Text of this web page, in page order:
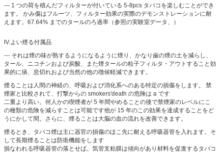
--- 1 つの荷を積んだフィルターが付いている 5-8pcs タバコを楽しむことができ
ます。 かみ傷はフルーツ、フィルター効果の実際のデモンストレーションに耐
えます。67.64% までのタールのろ過率（参照の実験室データ、）
IV.よい煙る付属品
--- それは煙の味が熟するようになるように煙り、かなり歯の煙の土を減らし、
タール、ニコチンおよび炭酸、また煙タールの粒子フィルタ・アウトすること効
果的に痰、息切れおよび当然の他の徴候軽減できます。
煙ることは人間の神経の、呼吸および消化系へのある特定の損傷をします。 禁
煙家と比較されて、打撃からの smokers'death の危険は a です
二重より高い。何人かの喫煙者が 5 年間やめることの後で禁煙家のレベルにこ
の種類の危険を減らすことは可能です他が 15 年のこの効果を達成することをど
うにかして間。さらに、煙ることは大脳の血の流れを改善できます。
煙るとき、タバコ煙は主に器官の損傷のほこ先に耐える呼吸器管を入れます。そ
して長期煙ることは防衛機能をします
損なわれる呼吸器管の落とせば。気管支粘膜は傾向があり材料を促進するタバコ